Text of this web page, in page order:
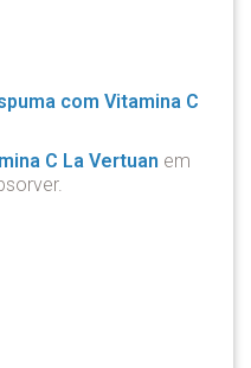
com Vitamina C
C La Vertuan em